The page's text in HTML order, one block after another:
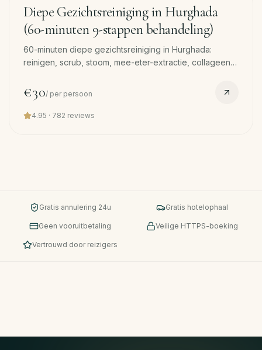
Diepe Gezichtsreiniging in Hurghada
(60-minuten 9-stappen behandeling)
60-minuten diepe gezichtsreiniging in Hurghada:
reinigen, scrub, stoom, mee-eter-extractie, collageen
pickup.
€30/ per persoon
4.95 · 782 reviews
Gratis annulering 24u Gratis hotelophaal
Geen vooruitbetaling Veilige HTTPS-boeking
Vertrouwd door reizigers